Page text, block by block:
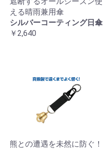
える晴雨兼用傘
シルバーコーティング日傘
￥2,640
熊との遭遇を未然に防ぐ！